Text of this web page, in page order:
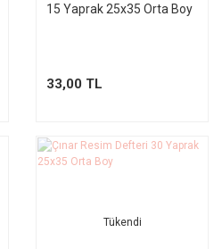
15 Yaprak 25x35 Orta Boy
33,00 TL
Tükendi